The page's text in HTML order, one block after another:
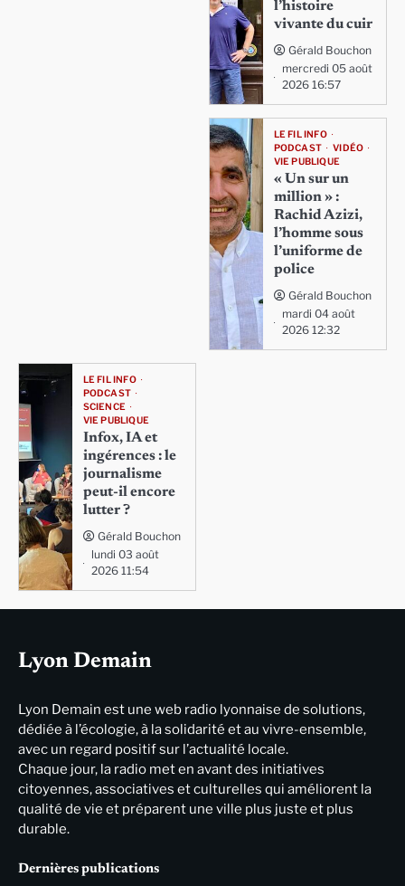
l’histoire
vivante du cuir
Gérald Bouchon
mercredi 05 août
2026 16:57
LE FIL INFO
PODCAST
VIDÉO
VIE PUBLIQUE
« Un sur un
million » :
Rachid Azizi,
l’homme sous
l’uniforme de
police
Gérald Bouchon
mardi 04 août
2026 12:32
LE FIL INFO
PODCAST
SCIENCE
VIE PUBLIQUE
Infox, IA et
ingérences : le
journalisme
peut-il encore
lutter ?
Gérald Bouchon
lundi 03 août
2026 11:54
Lyon Demain
Lyon Demain est une web radio lyonnaise de solutions,
dédiée à l’écologie, à la solidarité et au vivre-ensemble,
avec un regard positif sur l’actualité locale.
Chaque jour, la radio met en avant des initiatives
citoyennes, associatives et culturelles qui améliorent la
qualité de vie et préparent une ville plus juste et plus
durable.
Dernières publications